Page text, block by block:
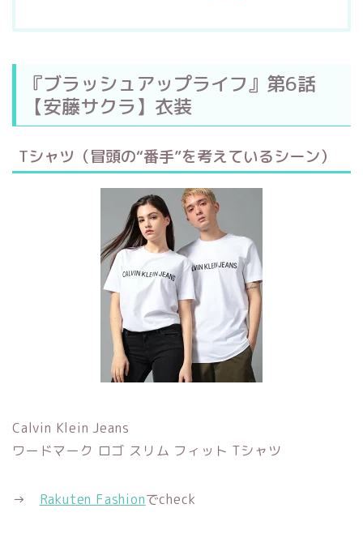
『ブラッシュアップライフ』第6話
【安藤サクラ】衣装
Tシャツ（冒頭の“番手”を考えているシーン）
Calvin Klein Jeans
ワードマーク ロゴ スリム フィット Tシャツ
→ Rakuten Fashionでcheck